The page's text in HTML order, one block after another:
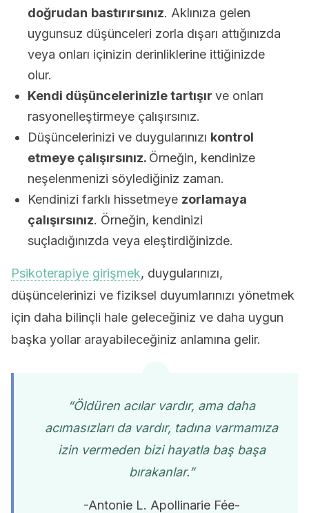
doğrudan bastırırsınız. Aklınıza gelen
uygunsuz düşünceleri zorla dışarı attığınızda
veya onları içinizin derinliklerine ittiğinizde
olur.
Kendi düşüncelerinizle tartışır ve onları
rasyonelleştirmeye çalışırsınız.
Düşüncelerinizi ve duygularınızı kontrol
etmeye çalışırsınız. Örneğin, kendinize
neşelenmenizi söylediğiniz zaman.
Kendinizi farklı hissetmeye zorlamaya
çalışırsınız. Örneğin, kendinizi
suçladığınızda veya eleştirdiğinizde.
Psikoterapiye girişmek, duygularınızı,
düşüncelerinizi ve fiziksel duyumlarınızı yönetmek
için daha bilinçli hale geleceğiniz ve daha uygun
başka yollar arayabileceğiniz anlamına gelir.
“Öldüren acılar vardır, ama daha
acımasızları da vardır, tadına varmamıza
izin vermeden bizi hayatla baş başa
bırakanlar.”
-Antonie L. Apollinarie Fée-